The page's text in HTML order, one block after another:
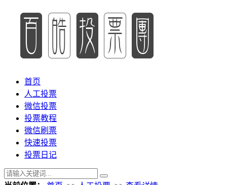
首页
人工投票
微信投票
投票教程
微信刷票
快速投票
投票日记